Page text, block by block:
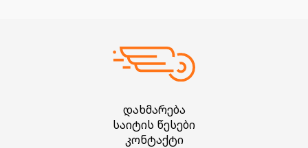
დახმარება
საიტის წესები
კონტაქტი